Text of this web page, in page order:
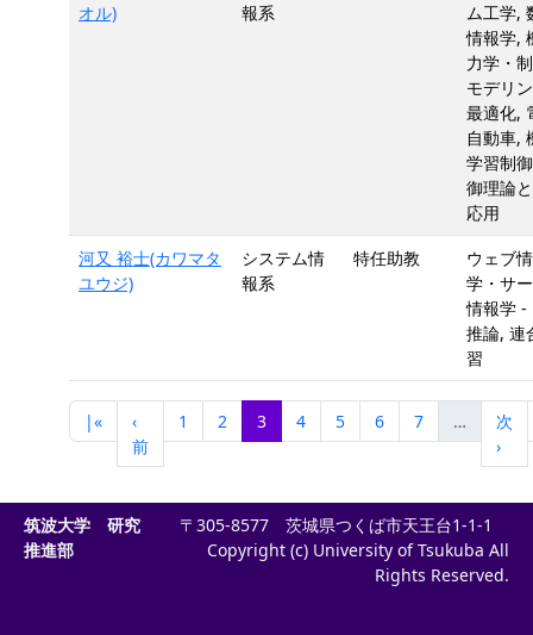
オル)
報系
ム工学,
情報学,
力学・
モデリ
最適化,
自動車,
学習制
御理論
応用
河又 裕士(カワマタ
ユウジ)
システム情
報系
特任助教
ウェブ
学・サ
情報学 -
推論, 連
習
|«
‹
前
1 2 3 4 5 6 7 …
次
›
筑波大学 研究
推進部
〒305-8577 茨城県つくば市天王台1-1-1
Copyright (c) University of Tsukuba All
Rights Reserved.